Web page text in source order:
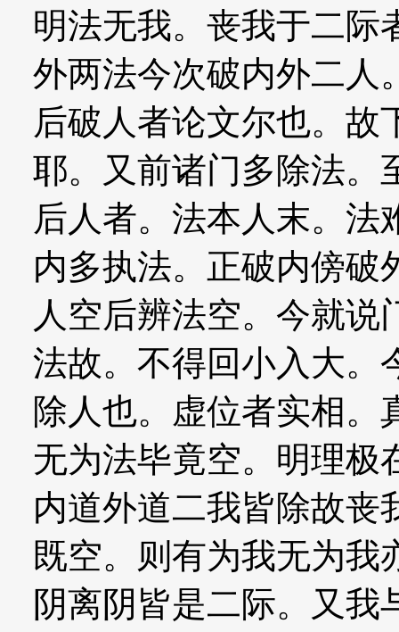
明法无我。丧我于二际
外两法今次破内外二人
后破人者论文尔也。故
耶。又前诸门多除法。
后人者。法本人末。法
内多执法。正破内傍破
人空后辨法空。今就
法故。不得回小入大。
除人也。虚位者实相。
无为法毕竟空。明理极
内道外道二我皆除故丧
既空。则有为我无为我
阴离阴皆是二际。又我